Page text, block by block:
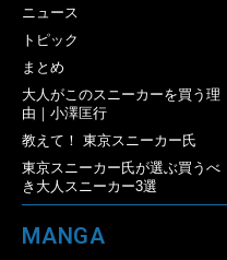
ニュース
トピック
まとめ
大人がこのスニーカーを買う理
由｜小澤匡行
教えて！ 東京スニーカー氏
東京スニーカー氏が選ぶ買うべ
き大人スニーカー3選
MANGA